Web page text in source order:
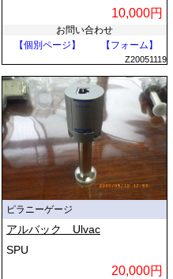
10,000円
お問い合わせ
【個別ページ】
【フォーム】
Z20051119
ピラニーゲージ
アルバック Ulvac
SPU
20,000円